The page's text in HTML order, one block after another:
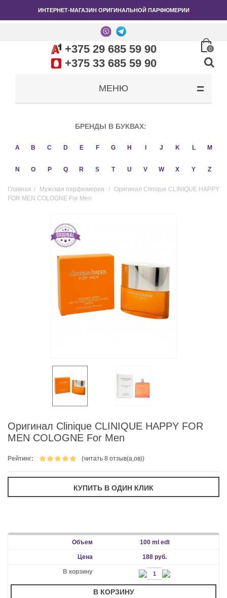
ИНТЕРНЕТ-МАГАЗИН ОРИГИНАЛЬНОЙ ПАРФЮМЕРИИ
+375 29 685 59 90
+375 33 685 59 90
0
МЕНЮ
БРЕНДЫ В БУКВАХ:
A B C D E F G H J K L M
N O P Q R S T U V W X Y Z
Главная / Мужская парфюмерия / Оригинал Clinique CLINIQUE HAPPY
FOR MEN COLOGNE For Men
Оригинал Clinique CLINIQUE HAPPY FOR
MEN COLOGNE For Men
Рейтинг: (читать 8 отзыв(а,ов))
100 ml edt
188 руб.
В КОРЗИНУ